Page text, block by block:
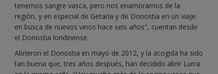
tenemos sangre vasca, pero nos enamoramos de la
región, y en especial de Getaria y de Donostia en un viaje
en busca de nuevos vinos hace seis años", cuentan desde
el Donostia londinense.
Abrieron el Donostia en mayo de 2012, y la acogida ha sido
tan buena que, tres años después, han decidido abrir Lurra